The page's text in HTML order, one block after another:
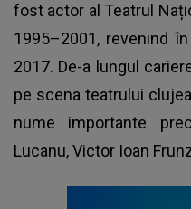
fost actor al Teatrul
1995–2001, revenind
2017. De-a lungul
pe scena teatrului
nume importante
Lucanu, Victor Ioan